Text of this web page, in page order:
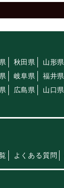
秋田県 山形県
岐阜県 福井県
広島県 山口県
よくある質問